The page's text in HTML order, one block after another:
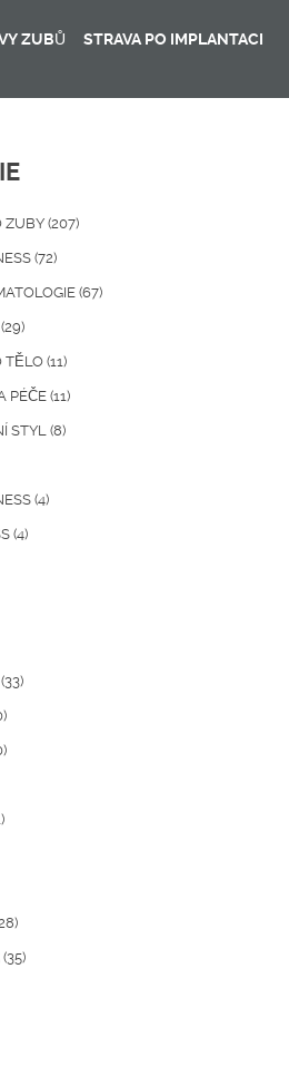
ZUBŮ STRAVA PO IMPLANTACI
ZUBY (207)
(72)
(67)
(29)
TĚLO (11)
PÉČE (11)
STYL (8)
(4)
(4)
(33)
(35)